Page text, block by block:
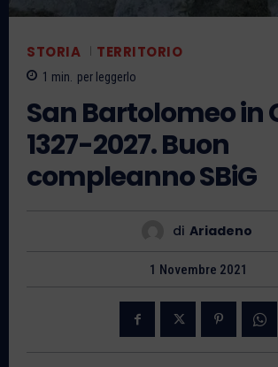
STORIA TERRITORIO
1 min. per leggerlo
San Bartolomeo in
1327-2027. Buon
compleanno SBiG
di Ariadeno
1 Novembre 2021